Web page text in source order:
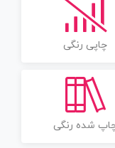
چاپی رنگی
شده رنگی